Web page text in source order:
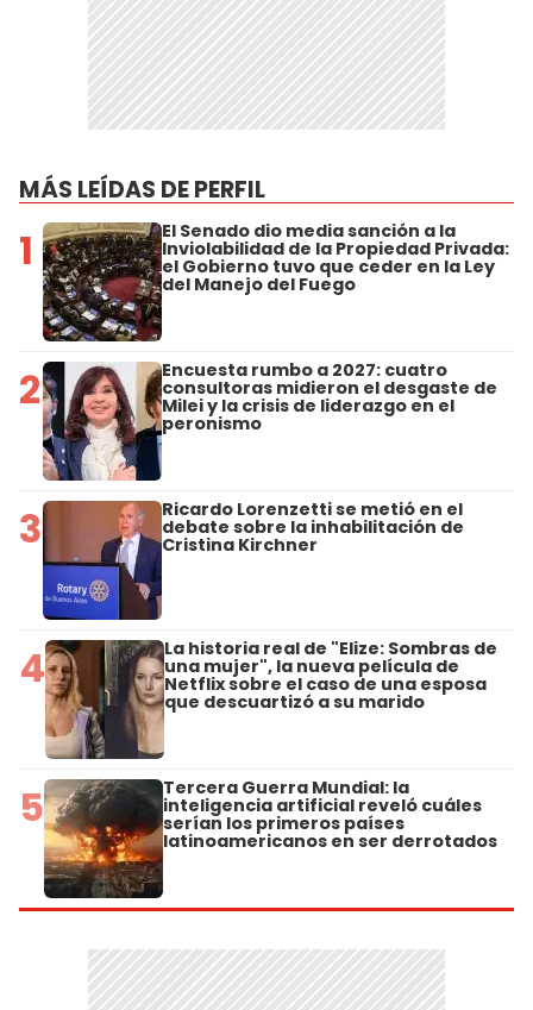
MÁS LEÍDAS DE PERFIL
1 El Senado dio media sanción a la
Inviolabilidad de la Propiedad Privada:
el Gobierno tuvo que ceder en la Ley
del Manejo del Fuego
2 Encuesta rumbo a 2027: cuatro
consultoras midieron el desgaste de
Milei y la crisis de liderazgo en el
peronismo
3 Ricardo Lorenzetti se metió en el
debate sobre la inhabilitación de
Cristina Kirchner
4 La historia real de "Elize: Sombras de
una mujer", la nueva película de
Netflix sobre el caso de una esposa
que descuartizó a su marido
5 Tercera Guerra Mundial: la
inteligencia artificial reveló cuáles
serían los primeros países
latinoamericanos en ser derrotados